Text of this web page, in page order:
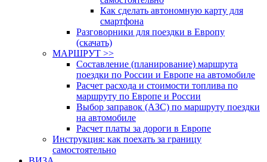
Как сделать автономную карту для
смартфона
Разговорники для поездки в Европу
(скачать)
МАРШРУТ >>
Составление (планирование) маршрута
поездки по России и Европе на автомобиле
Расчет расхода и стоимости топлива по
маршруту по Европе и России
Выбор заправок (АЗС) по маршруту поездки
на автомобиле
Расчет платы за дороги в Европе
Инструкция: как поехать за границу
самостоятельно